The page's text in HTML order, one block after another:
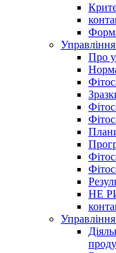
Управління
Про
НЕ